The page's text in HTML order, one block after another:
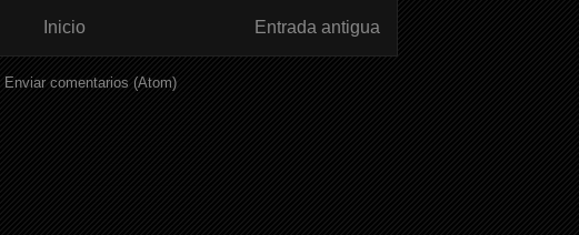
Entrada antigua
Inicio
Enviar comentarios (Atom)